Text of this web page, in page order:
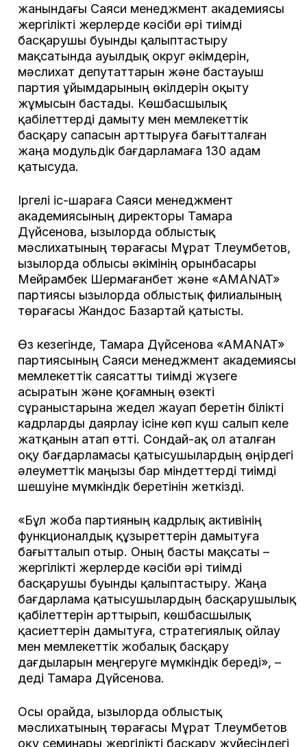
жанындағы Саяси менеджмент академиясы
жергілікті жерлерде кәсіби әрі тиімді
басқарушы буынды қалыптастыру
мақсатында ауылдық округ әкімдерін,
мәслихат депутаттарын және бастауыш
партия ұйымдарының өкілдерін оқыту
жұмысын бастады. Көшбасшылық
қабілеттерді дамыту мен мемлекеттік
басқару сапасын арттыруға бағытталған
жаңа модульдік бағдарламаға 130 адам
қатысуда.
Іргелі іс-шараға Саяси менеджмент
академиясының директоры Тамара
Дүйсенова, Қызылорда облыстық
мәслихатының төрағасы Мұрат Тлеумбетов,
Қызылорда облысы әкімінің орынбасары
Мейрамбек Шермағанбет және «AMANAT»
партиясы Қызылорда облыстық филиалының
төрағасы Жандос Базартай қатысты.
Өз кезегінде, Тамара Дүйсенова «AMANAT»
партиясының Саяси менеджмент академиясы
мемлекеттік саясатты тиімді жүзеге
асыратын және қоғамның өзекті
сұраныстарына жедел жауап беретін білікті
кадрларды даярлау ісіне көп күш салып келе
жатқанын атап өтті. Сондай-ақ ол аталған
оқу бағдарламасы қатысушылардың өңірдегі
әлеуметтік маңызы бар міндеттерді тиімді
шешуіне мүмкіндік беретінін жеткізді.
«Бұл жоба партияның кадрлық активінің
функционалдық құзыреттерін дамытуға
бағытталып отыр. Оның басты мақсаты –
жергілікті жерлерде кәсіби әрі тиімді
басқарушы буынды қалыптастыру. Жаңа
бағдарлама қатысушылардың басқарушылық
қабілеттерін арттырып, көшбасшылық
қасиеттерін дамытуға, стратегиялық ойлау
мен мемлекеттік жобалық басқару
дағдыларын меңгеруге мүмкіндік береді», –
деді Тамара Дүйсенова.
Осы орайда, Қызылорда облыстық
мәслихатының төрағасы Мұрат Тлеумбетов
оқу семинары жергілікті басқару жүйесіндегі